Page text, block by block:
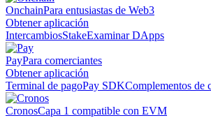
OnchainPara entusiastas de Web3
Obtener aplicación
IntercambiosStakeExaminar DApps
PayPara comerciantes
Obtener aplicación
Terminal de pagoPay SDKComplementos de
CronosCapa 1 compatible con EVM